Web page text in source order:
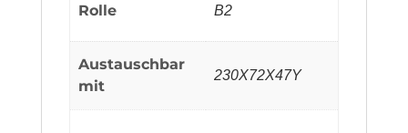
Rolle B2
Austauschbar
mit
230X72X47Y